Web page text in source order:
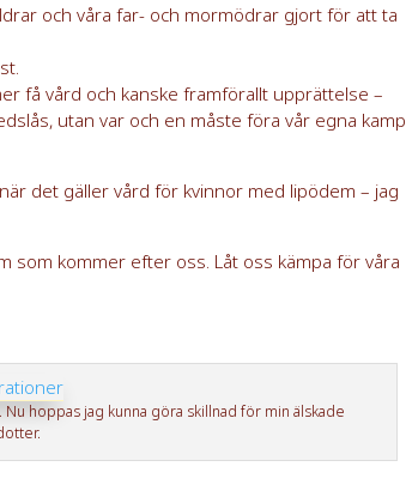
och våra far- och mormödrar gjort för att ta
få vård och kanske framförallt upprättelse –
utan var och en måste föra vår egna kamp
det gäller vård för kvinnor med lipödem – jag
som kommer efter oss. Låt oss kämpa för våra
hoppas jag kunna göra skillnad för min älskade